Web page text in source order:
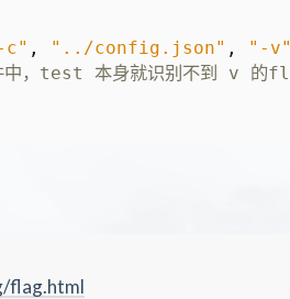
c" , "../config.json" , "-v"
flag.html